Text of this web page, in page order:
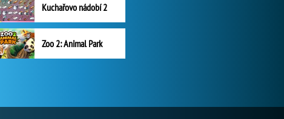
Kuchařovo nádobí 2
Zoo 2: Animal Park